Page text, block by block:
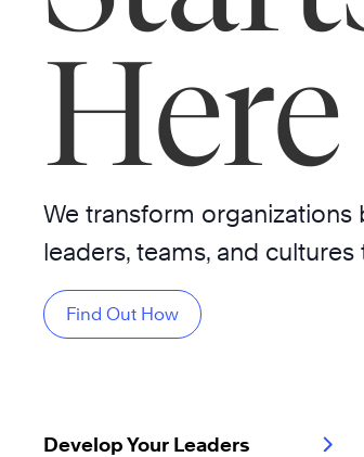
Here
We transform
leaders, teams, and cultures
Find Out How
Develop Your Leaders